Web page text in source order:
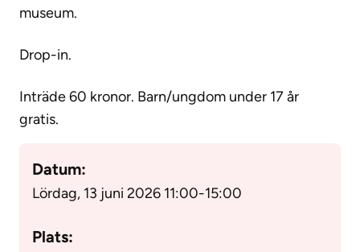
museum.
Drop-in.
Inträde 60 kronor. Barn/ungdom under 17 år
gratis.
Datum:
Lördag, 13 juni 2026 11:00-15:00
Plats: